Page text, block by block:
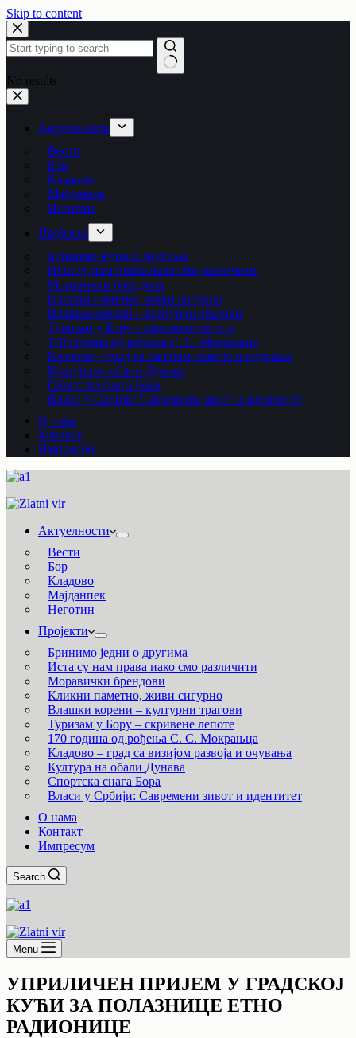
Skip to content
No results
Актуелности
Вести
Бор
Кладово
Мајданпек
Неготин
Пројекти
Бринимо једни о другима
Иста су нам права иако смо различити
Моравички брендови
Кликни паметно, живи сигурно
Влашки корени – културни трагови
Туризам у Бору – скривене лепоте
170 година од рођења С. С. Мокрањца
Кладово – град са визијом развоја и очувања
Култура на обали Дунава
Спортска снага Бора
Власи у Србији: Савремени зивот и идентитет
О нама
Контакт
Импресум
Актуелности
Вести
Бор
Кладово
Мајданпек
Неготин
Пројекти
Бринимо једни о другима
Иста су нам права иако смо различити
Моравички брендови
Кликни паметно, живи сигурно
Влашки корени – културни трагови
Туризам у Бору – скривене лепоте
170 година од рођења С. С. Мокрањца
Кладово – град са визијом развоја и очувања
Култура на обали Дунава
Спортска снага Бора
Власи у Србији: Савремени зивот и идентитет
О нама
Контакт
Импресум
Search
Menu
УПРИЛИЧЕН ПРИЈЕМ У ГРАДСКОЈ
КУЋИ ЗА ПОЛАЗНИЦЕ ЕТНО
РАДИОНИЦЕ